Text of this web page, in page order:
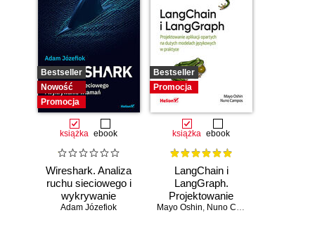
Bestseller
Nowość
Promocja
książka ebook
Wireshark. Analiza
ruchu sieciowego i
wykrywanie
włamań
Adam Józefiok
Bestseller
Promocja
książka ebook
LangChain i
LangGraph.
Projektowanie
aplikacji opartych
Mayo Oshin, Nuno Campos